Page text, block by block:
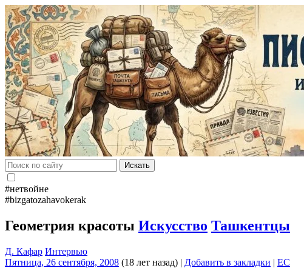
Искать
#нетвойне
#bizgatozahavokerak
Геометрия красоты Искусство Ташкентцы
Д. Кафар Интервью
Пятница, 26 сентября, 2008 (18 лет назад) | Добавить в закладки | EC